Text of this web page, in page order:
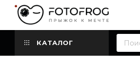
КАТАЛОГ